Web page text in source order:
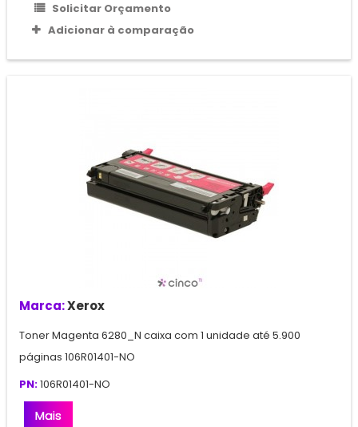
Solicitar Orçamento
Adicionar à comparação
Marca:Xerox
Toner Magenta 6280_N caixa com 1 unidade até 5.900
páginas 106R01401-NO
PN:106R01401-NO
Mais